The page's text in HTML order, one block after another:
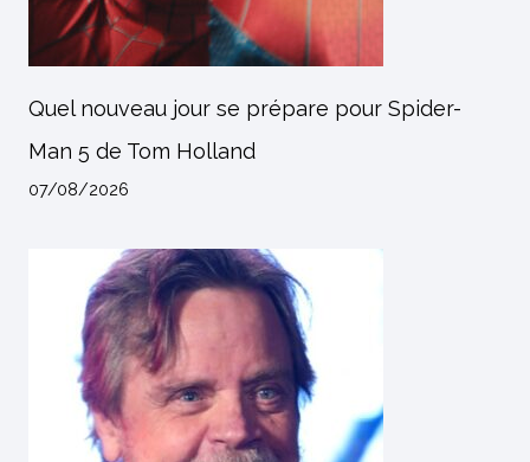
Quel nouveau jour se prépare pour Spider-
Man 5 de Tom Holland
07/08/2026